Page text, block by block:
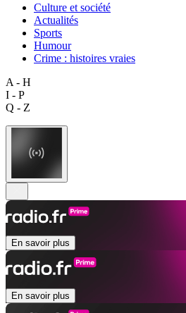
Culture et société
Actualités
Sports
Humour
Crime : histoires vraies
A - H
I - P
Q - Z
En savoir plus
En savoir plus